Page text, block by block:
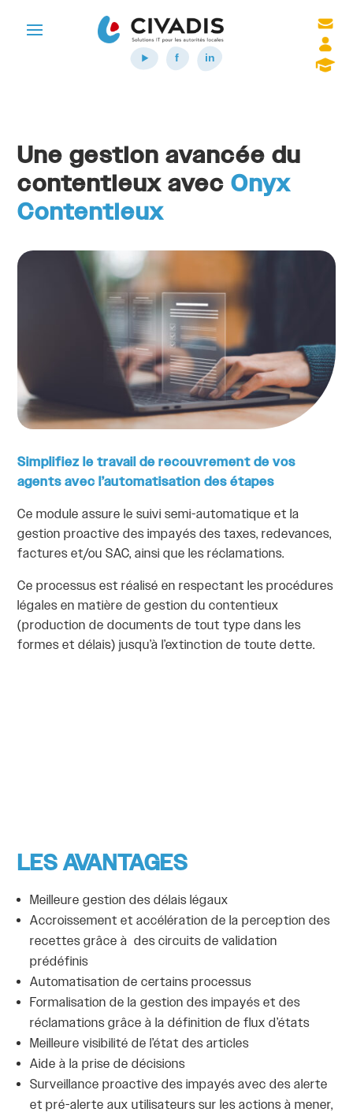
Une gestion avancée du
contentieux avecOnyx
Contentieux
Simplifiez le travail de recouvrement de vos
agents avec l’automatisation des étapes
Ce module assure le suivi semi-automatique et la
gestion proactive des impayés des taxes, redevances,
factures et/ou SAC, ainsi que les réclamations.
Ce processus est réalisé en respectant les procédures
légales en matière de gestion du contentieux
(production de documents de tout type dans les
formes et délais) jusqu’à l’extinction de toute dette.
LES AVANTAGES
Meilleure gestion des délais légaux
Accroissement et accélération de la perception des
recettes grâce à des circuits de validation
prédéfinis
Automatisation de certains processus
Formalisation de la gestion des impayés et des
réclamations grâce à la définition de flux d’états
Meilleure visibilité de l’état des articles
Aide à la prise de décisions
Surveillance proactive des impayés avec des alerte
et pré-alerte aux utilisateurs sur les actions à mener,